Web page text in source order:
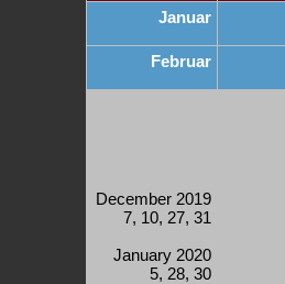
Januar
Februar
December 2019
7, 10, 27, 31
January 2020
5, 28, 30